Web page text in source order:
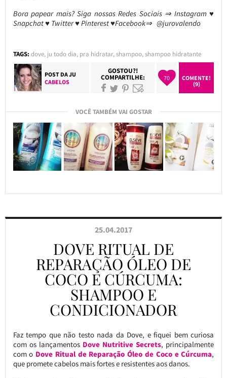
Bora papear mais? Siga nossas Redes Sociais ⇒ Instagram ♥
Snapchat ♥ Twitter ♥ Pinterest ♥Facebook⇒ @jurovalendo
TAGS: dove, ju todo dia, pra hidratar,shampoo,shampoo hidratante
POST DAJU
CABELOS
GOSTOU?!
COMPARTILHE: 70
COMENTE!
(9)
VOCÊ TAMBÉM VAI GOSTAR
25.04.2017
DOVE RITUAL DE
REPARAÇÃO ÓLEO DE
COCO E CÚRCUMA:
SHAMPOO E
CONDICIONADOR
Faz tempo que não testo nada da Dove, e fiquei bem curiosa
com os lançamentos Dove Nutritive Secrets, principalmente
com o Dove Ritual de Reparação Óleo de Coco e Cúrcuma,
que promete cabelos mais fortes e resistentes aos danos.